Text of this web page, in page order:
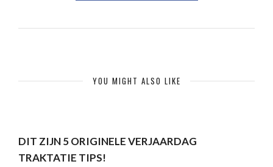
YOU MIGHT ALSO LIKE
DIT ZIJN 5 ORIGINELE VERJAARDAG
TRAKTATIE TIPS!